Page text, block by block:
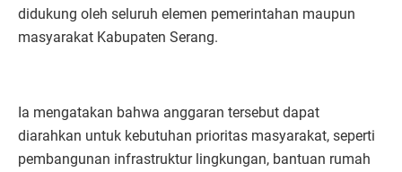
didukung oleh seluruh elemen pemerintahan maupun
masyarakat Kabupaten Serang.
Ia mengatakan bahwa anggaran tersebut dapat
diarahkan untuk kebutuhan prioritas masyarakat, seperti
pembangunan infrastruktur lingkungan, bantuan rumah